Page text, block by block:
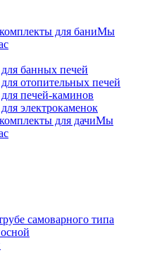
для баниМы
банных печей
отопительных печей
печей-каминов
электрокаменок
для дачиМы
самоварного типа